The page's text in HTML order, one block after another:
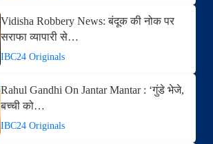
Vidisha Robbery News: बंदूक की नोक पर
सराफा व्यापारी से…
IBC24 Originals
Rahul Gandhi On Jantar Mantar : ‘गुंडे भेजे,
बच्ची को…
IBC24 Originals